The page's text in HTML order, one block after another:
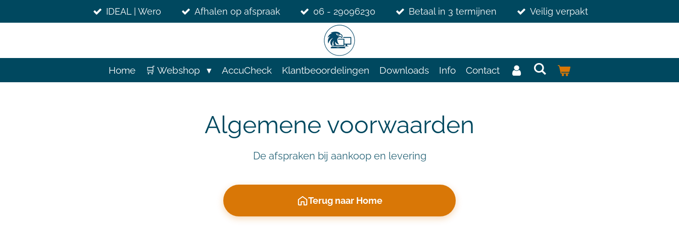
direct
IDEAL | Wero Afhalen op afspraak 06 - 29096230 Betaal in 3 termijnen Veilig verpakt
Home 🛒 Webshop AccuCheck Klantbeoordelingen Downloads Info Contact
Algemene voorwaarden
De afspraken bij aankoop en levering
Terug naar Home